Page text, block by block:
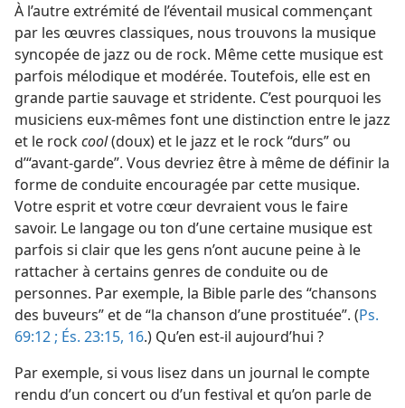
À l’autre extrémité de l’éventail musical commençant
par les œuvres classiques, nous trouvons la musique
syncopée de jazz ou de rock. Même cette musique est
parfois mélodique et modérée. Toutefois, elle est en
grande partie sauvage et stridente. C’est pourquoi les
musiciens eux-​mêmes font une distinction entre le jazz
et le rockcool(doux) et le jazz et le rock “durs” ou
d’“avant-garde”. Vous devriez être à même de définir la
forme de conduite encouragée par cette musique.
Votre esprit et votre cœur devraient vous le faire
savoir. Le langage ou ton d’une certaine musique est
parfois si clair que les gens n’ont aucune peine à le
rattacher à certains genres de conduite ou de
personnes. Par exemple, la Bible parle des “chansons
des buveurs” et de “la chanson d’une prostituée”. (Ps.
69:12 ; És. 23:15, 16.) Qu’en est-​il aujourd’hui ?
Par exemple, si vous lisez dans un journal le compte
rendu d’un concert ou d’un festival et qu’on parle de